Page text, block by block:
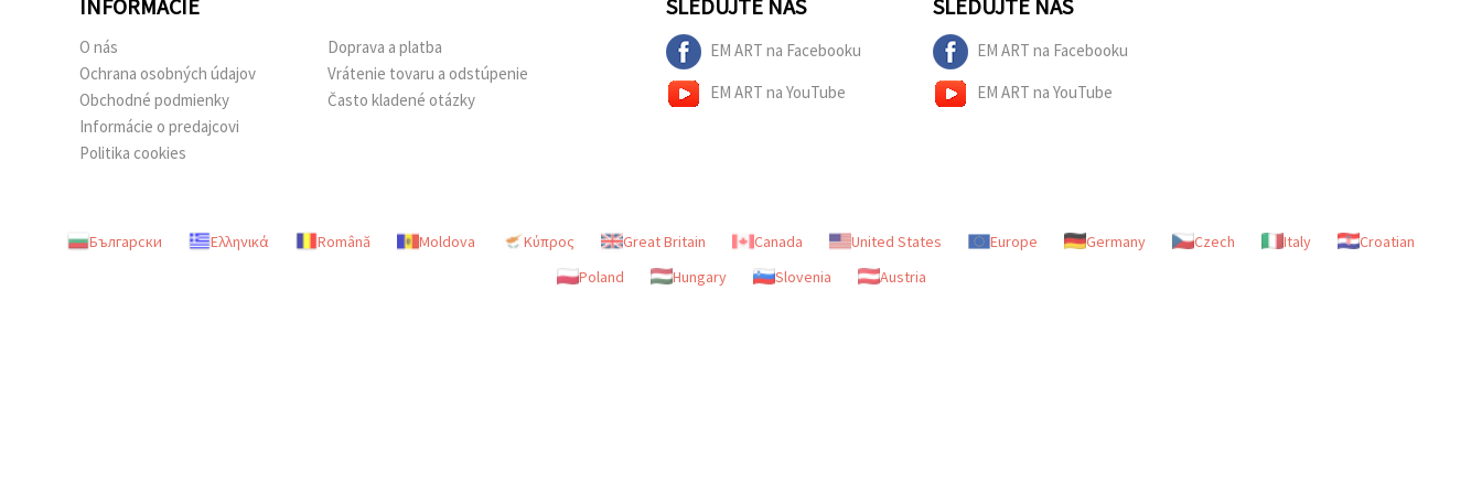
INFORMÁCIE
O nás
Ochrana osobných údajov
Obchodné podmienky
Informácie o predajcovi
Politika cookies
Doprava a platba
Vrátenie tovaru a odstúpenie
Často kladené otázky
SLEDUJTE NÁS
EM ART na Facebooku
EM ART na YouTube
SLEDUJTE NÁS
EM ART na Facebooku
EM ART na YouTube
Български Ελληνικά Română Moldova Κύπρος Great Britain Canada United States Europe Germany Czech Italy
Croatian
Poland
Hungary Slovenia Austria